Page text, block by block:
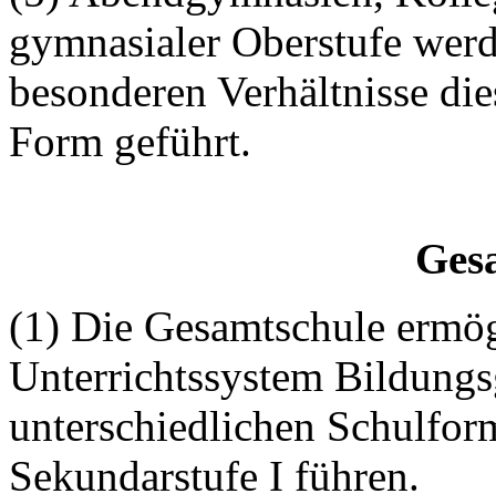
gymnasialer Oberstufe
besonderen Verhältnisse
Form geführt.
(1) Die Gesamtschule
Unterrichtssystem
unterschiedlichen
Sekundarstufe I führen.